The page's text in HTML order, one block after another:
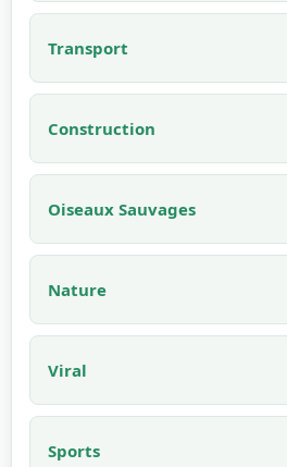
Transport
Construction
Oiseaux Sauvages
Nature
Viral
Sports